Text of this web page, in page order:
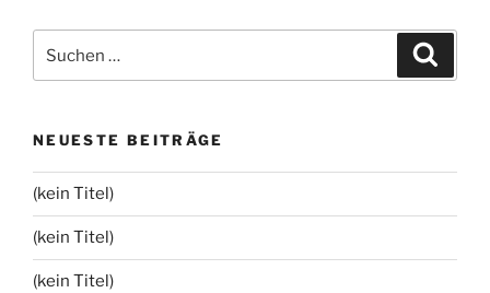
nach:
NEUESTE BEITRÄGE
(kein Titel)
(kein Titel)
(kein Titel)